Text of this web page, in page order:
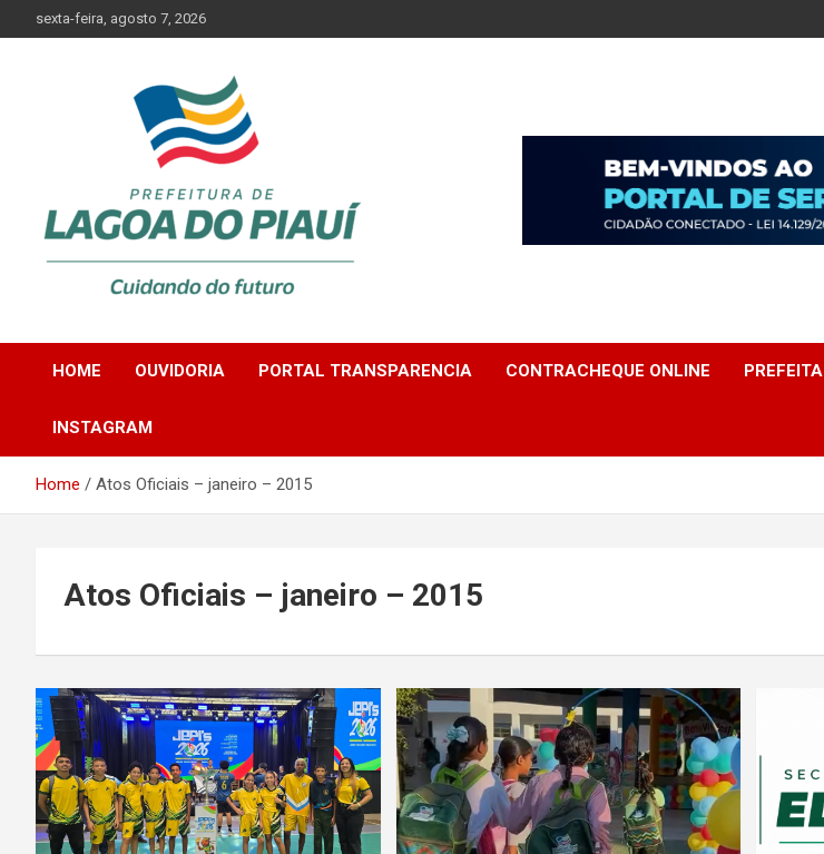
to
sexta-feira, agosto 7, 2026
PREFEITURA DE
HOME OUVIDORIA PORTAL TRANSPARENCIA CONTRACHEQUE ONLINE PREFEITA
INSTAGRAM
Home Atos Oficiais – janeiro – 2015
Atos Oficiais – janeiro – 2015